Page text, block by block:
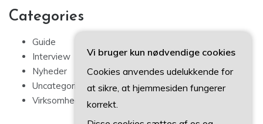
Categories
Guide
Interview
Nyheder
Uncategorized
Virksomhedsfokus
Vi bruger kun nødvendige cookies
Cookies anvendes udelukkende for
at sikre, at hjemmesiden fungerer
korrekt.